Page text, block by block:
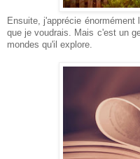
Ensuite, j'apprécie énormément
que je voudrais. Mais c'est un
mondes qu'il explore.